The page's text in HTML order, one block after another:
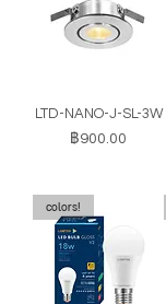
LTD-NANO-J-SL-3W
ราคา
฿900.00
colors!